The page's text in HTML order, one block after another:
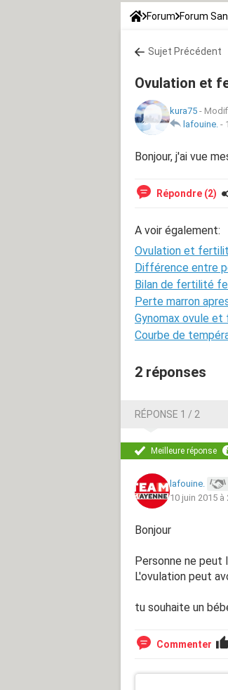
Forum Forum
Sujet Précédent
Ovulation et
kura75 -
lafouine. -
Bonjour, j'ai vue
Répondre (2)
A voir également:
Ovulation et
Différence entre
Bilan de fertilité
Perte marron
Gynomax ovule
Courbe de
2 réponses
RÉPONSE 1 / 2
Meilleure réponse
lafouine.
10 juin 2015 à
Bonjour
Personne ne peut
L'ovulation peut
tu souhaite un
Commenter